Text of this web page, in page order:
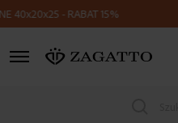
- RABAT 15%